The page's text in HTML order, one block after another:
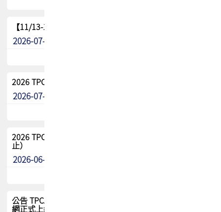
【11/13-15】2026 TPCA 百岳登頂_南橫三星
2026-07-22
2026 TPCA中南區會員問卷暨7/31交流餐敘報名
2026-07-08
2026 TPCA健康盃保齡球聯誼賽 熱烈報名中（8/3報名截
止）
2026-06-29
公告 TPCA 台灣電路板協會官網將迎來新面貌，7/1 新官
網正式上線！